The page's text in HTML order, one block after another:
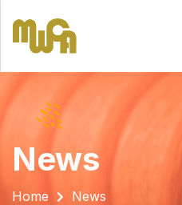
news
Home News